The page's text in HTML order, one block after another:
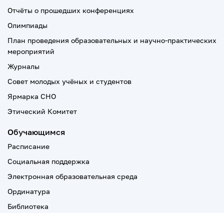
Отчёты о прошедших конференциях
Олимпиады
План проведения образовательных и научно-практических
мероприятий
Журналы
Совет молодых учёных и студентов
Ярмарка СНО
Этический Комитет
Обучающимся
Расписание
Социальная поддержка
Электронная образовательная среда
Ординатура
Библиотека